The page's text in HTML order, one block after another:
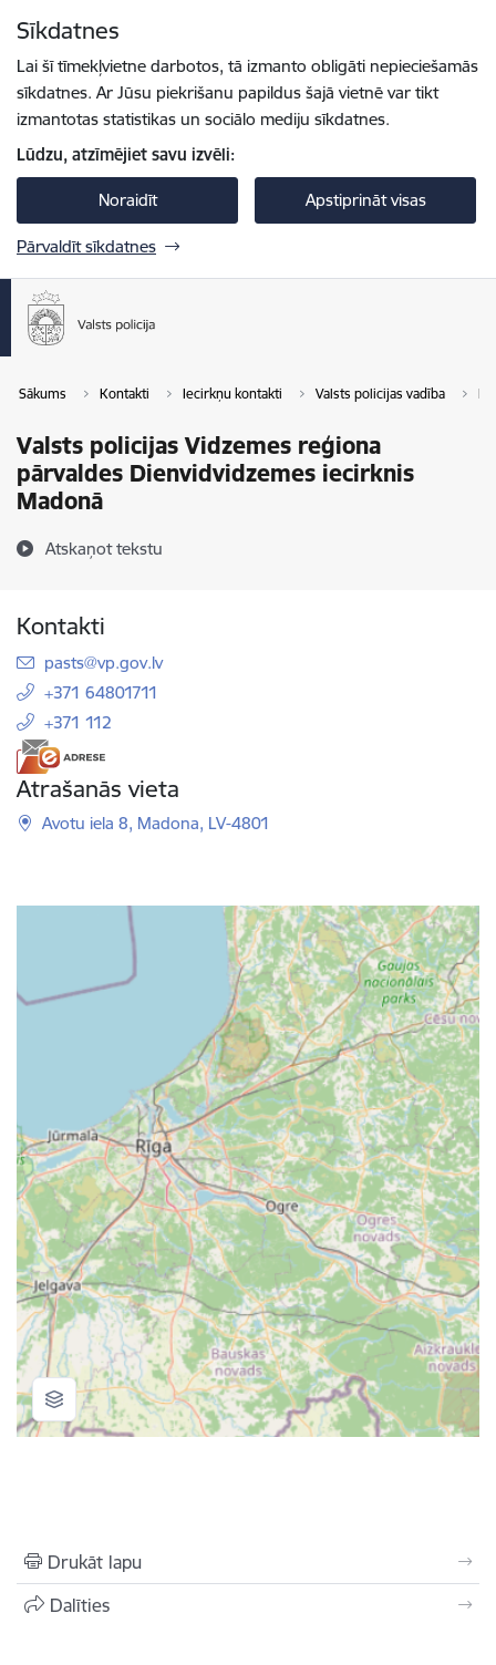
Sīkdatnes
Lai šī tīmekļvietne darbotos, tā izmanto obligāti nepieciešamās
sīkdatnes. Ar Jūsu piekrišanu papildus šajā vietnē var tikt
izmantotas statistikas un sociālo mediju sīkdatnes.
Lūdzu, atzīmējiet savu izvēli:
Noraidīt Apstiprināt visas
Pārvaldīt sīkdatnes
Sākums Kontakti Iecirkņu kontakti Valsts policijas vadība
Valsts policijas Vidzemes reģiona
pārvaldes Dienvidvidzemes iecirknis
Madonā
Atskaņot tekstu
Kontakti
E-pasts:
pasts@vp.gov.lv
+371 64801711
+371 112
Atrašanās vieta
Avotu iela 8, Madona, LV-4801
Drukāt lapu
Dalīties